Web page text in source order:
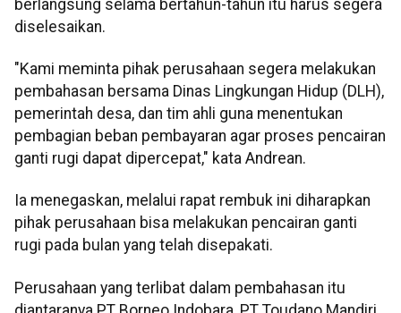
berlangsung selama bertahun-tahun itu harus segera
diselesaikan.
"Kami meminta pihak perusahaan segera melakukan
pembahasan bersama Dinas Lingkungan Hidup (DLH),
pemerintah desa, dan tim ahli guna menentukan
pembagian beban pembayaran agar proses pencairan
ganti rugi dapat dipercepat," kata Andrean.
Ia menegaskan, melalui rapat rembuk ini diharapkan
pihak perusahaan bisa melakukan pencairan ganti
rugi pada bulan yang telah disepakati.
Perusahaan yang terlibat dalam pembahasan itu